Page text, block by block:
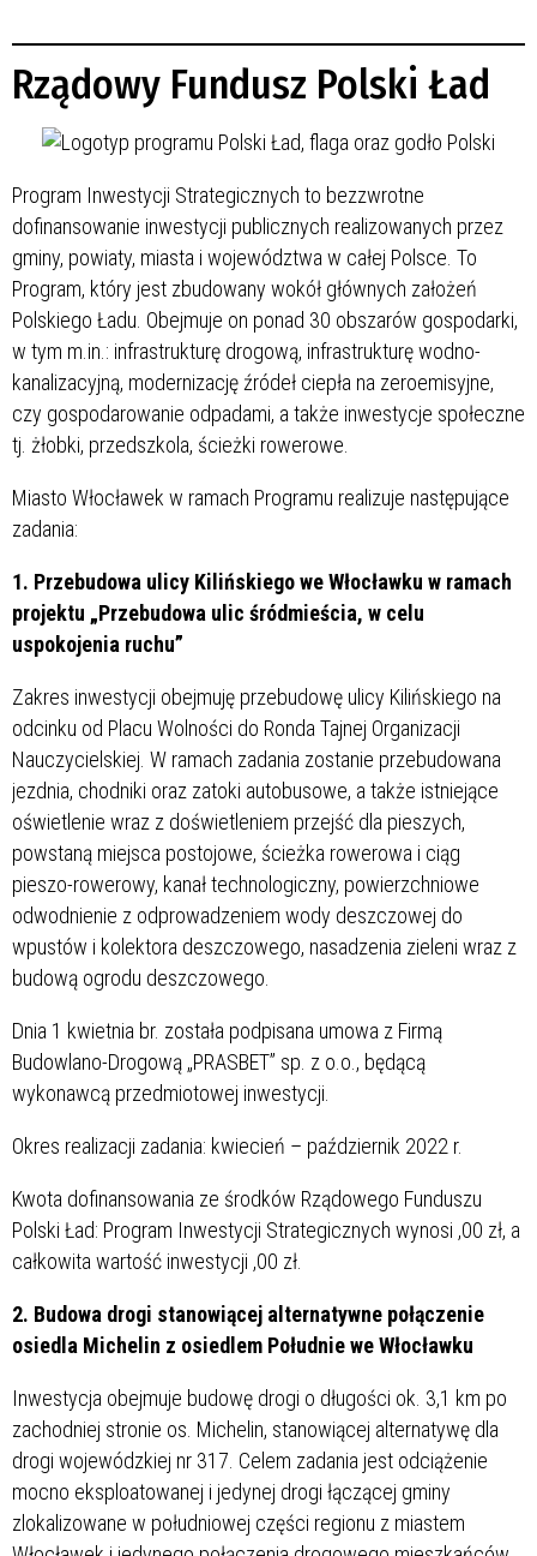
Rządowy Fundusz Polski Ład
Program Inwestycji Strategicznych to bezzwrotne
dofinansowanie inwestycji publicznych realizowanych przez
gminy, powiaty, miasta i województwa w całej Polsce. To
Program, który jest zbudowany wokół głównych założeń
Polskiego Ładu. Obejmuje on ponad 30 obszarów gospodarki,
w tym m.in.: infrastrukturę drogową, infrastrukturę wodno-
kanalizacyjną, modernizację źródeł ciepła na zeroemisyjne,
czy gospodarowanie odpadami, a także inwestycje społeczne
tj. żłobki, przedszkola, ścieżki rowerowe.
Miasto Włocławek w ramach Programu realizuje następujące
zadania:
1. Przebudowa ulicy Kilińskiego we Włocławku w ramach
projektu „Przebudowa ulic śródmieścia, w celu
uspokojenia ruchu”
Zakres inwestycji obejmuję przebudowę ulicy Kilińskiego na
odcinku od Placu Wolności do Ronda Tajnej Organizacji
Nauczycielskiej. W ramach zadania zostanie przebudowana
jezdnia, chodniki oraz zatoki autobusowe, a także istniejące
oświetlenie wraz z doświetleniem przejść dla pieszych,
powstaną miejsca postojowe, ścieżka rowerowa i ciąg
pieszo-rowerowy, kanał technologiczny, powierzchniowe
odwodnienie z odprowadzeniem wody deszczowej do
wpustów i kolektora deszczowego, nasadzenia zieleni wraz z
budową ogrodu deszczowego.
Dnia 1 kwietnia br. została podpisana umowa z Firmą
Budowlano-Drogową „PRASBET” sp. z o.o., będącą
wykonawcą przedmiotowej inwestycji.
Okres realizacji zadania: kwiecień – październik 2022 r.
Kwota dofinansowania ze środków Rządowego Funduszu
Polski Ład: Program Inwestycji Strategicznych wynosi ,00 zł, a
całkowita wartość inwestycji ,00 zł.
2. Budowa drogi stanowiącej alternatywne połączenie
osiedla Michelin z osiedlem Południe we Włocławku
Inwestycja obejmuje budowę drogi o długości ok. 3,1 km po
zachodniej stronie os. Michelin, stanowiącej alternatywę dla
drogi wojewódzkiej nr 317. Celem zadania jest odciążenie
mocno eksploatowanej i jedynej drogi łączącej gminy
zlokalizowane w południowej części regionu z miastem